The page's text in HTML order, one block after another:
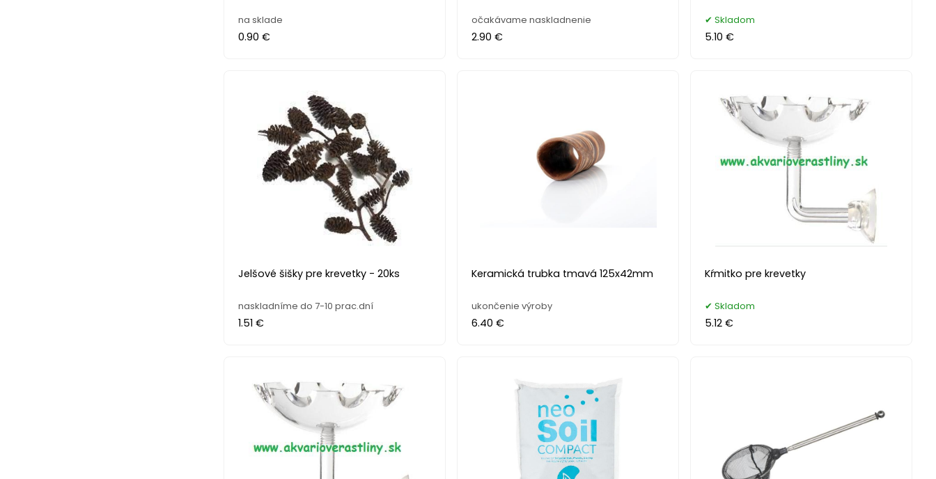
na sklade
0.90 €
očakávame naskladnenie
2.90 €
Skladom
5.10 €
Jelšové šišky pre krevetky - 20ks
naskladníme do 7-10 prac.dní
1.51 €
Keramická trubka tmavá 125x42mm
ukončenie výroby
6.40 €
Kŕmitko pre krevetky
Skladom
5.12 €